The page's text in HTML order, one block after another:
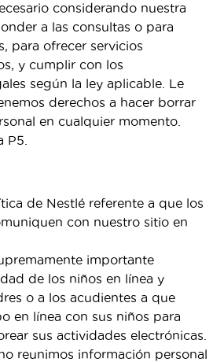
considerando nuestra
a las consultas o para
para ofrecer servicios
y cumplir con los
según la ley aplicable. Le
derechos a hacer borrar
en cualquier momento.
P5.
de Nestlé referente a que los
con nuestro sitio en
importante
de los niños en línea y
o a los acudientes a que
en línea con sus niños para
sus actividades electrónicas.
reunimos información personal